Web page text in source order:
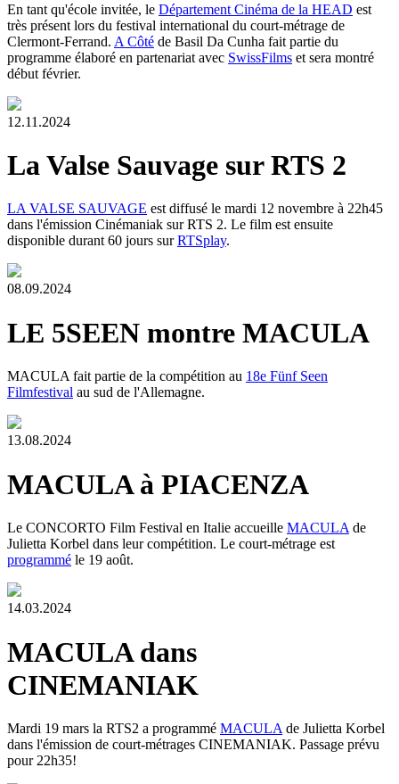
En tant qu'école invitée, le Département Cinéma de la HEAD est
très présent lors du festival international du court-métrage de
Clermont-Ferrand. A Côté de Basil Da Cunha fait partie du
programme élaboré en partenariat avec SwissFilms et sera montré
début février.
12.11.2024
La Valse Sauvage sur RTS 2
LA VALSE SAUVAGE est diffusé le mardi 12 novembre à 22h45
dans l'émission Cinémaniak sur RTS 2. Le film est ensuite
disponible durant 60 jours surRTSplay.
08.09.2024
LE 5SEEN montre MACULA
MACULA fait partie de la compétition au 18e Fünf Seen
Filmfestival au sud de l'Allemagne.
13.08.2024
MACULA à PIACENZA
Le CONCORTO Film Festival en Italie accueille MACULA de
Julietta Korbel dans leur compétition. Le court-métrage est
programmé le 19 août.
14.03.2024
MACULA dans
CINEMANIAK
Mardi 19 mars la RTS2 a programmé MACULA de Julietta Korbel
dans l'émission de court-métrages CINEMANIAK. Passage prévu
pour 22h35!